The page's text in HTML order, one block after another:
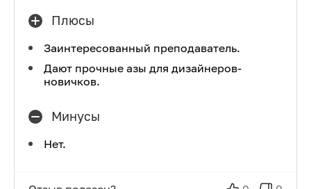
Плюсы
Заинтересованный преподаватель.
Дают прочные азы для дизайнеров-
новичков.
Минусы
Нет.